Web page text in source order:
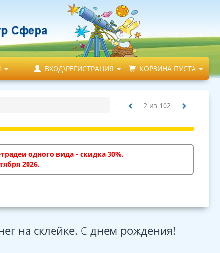
ВХОД\РЕГИСТРАЦИЯ КОРЗИНА ПУСТА
2 из 102
одного вида - скидка 30%.
2026.
на склейке. С днем рождения!